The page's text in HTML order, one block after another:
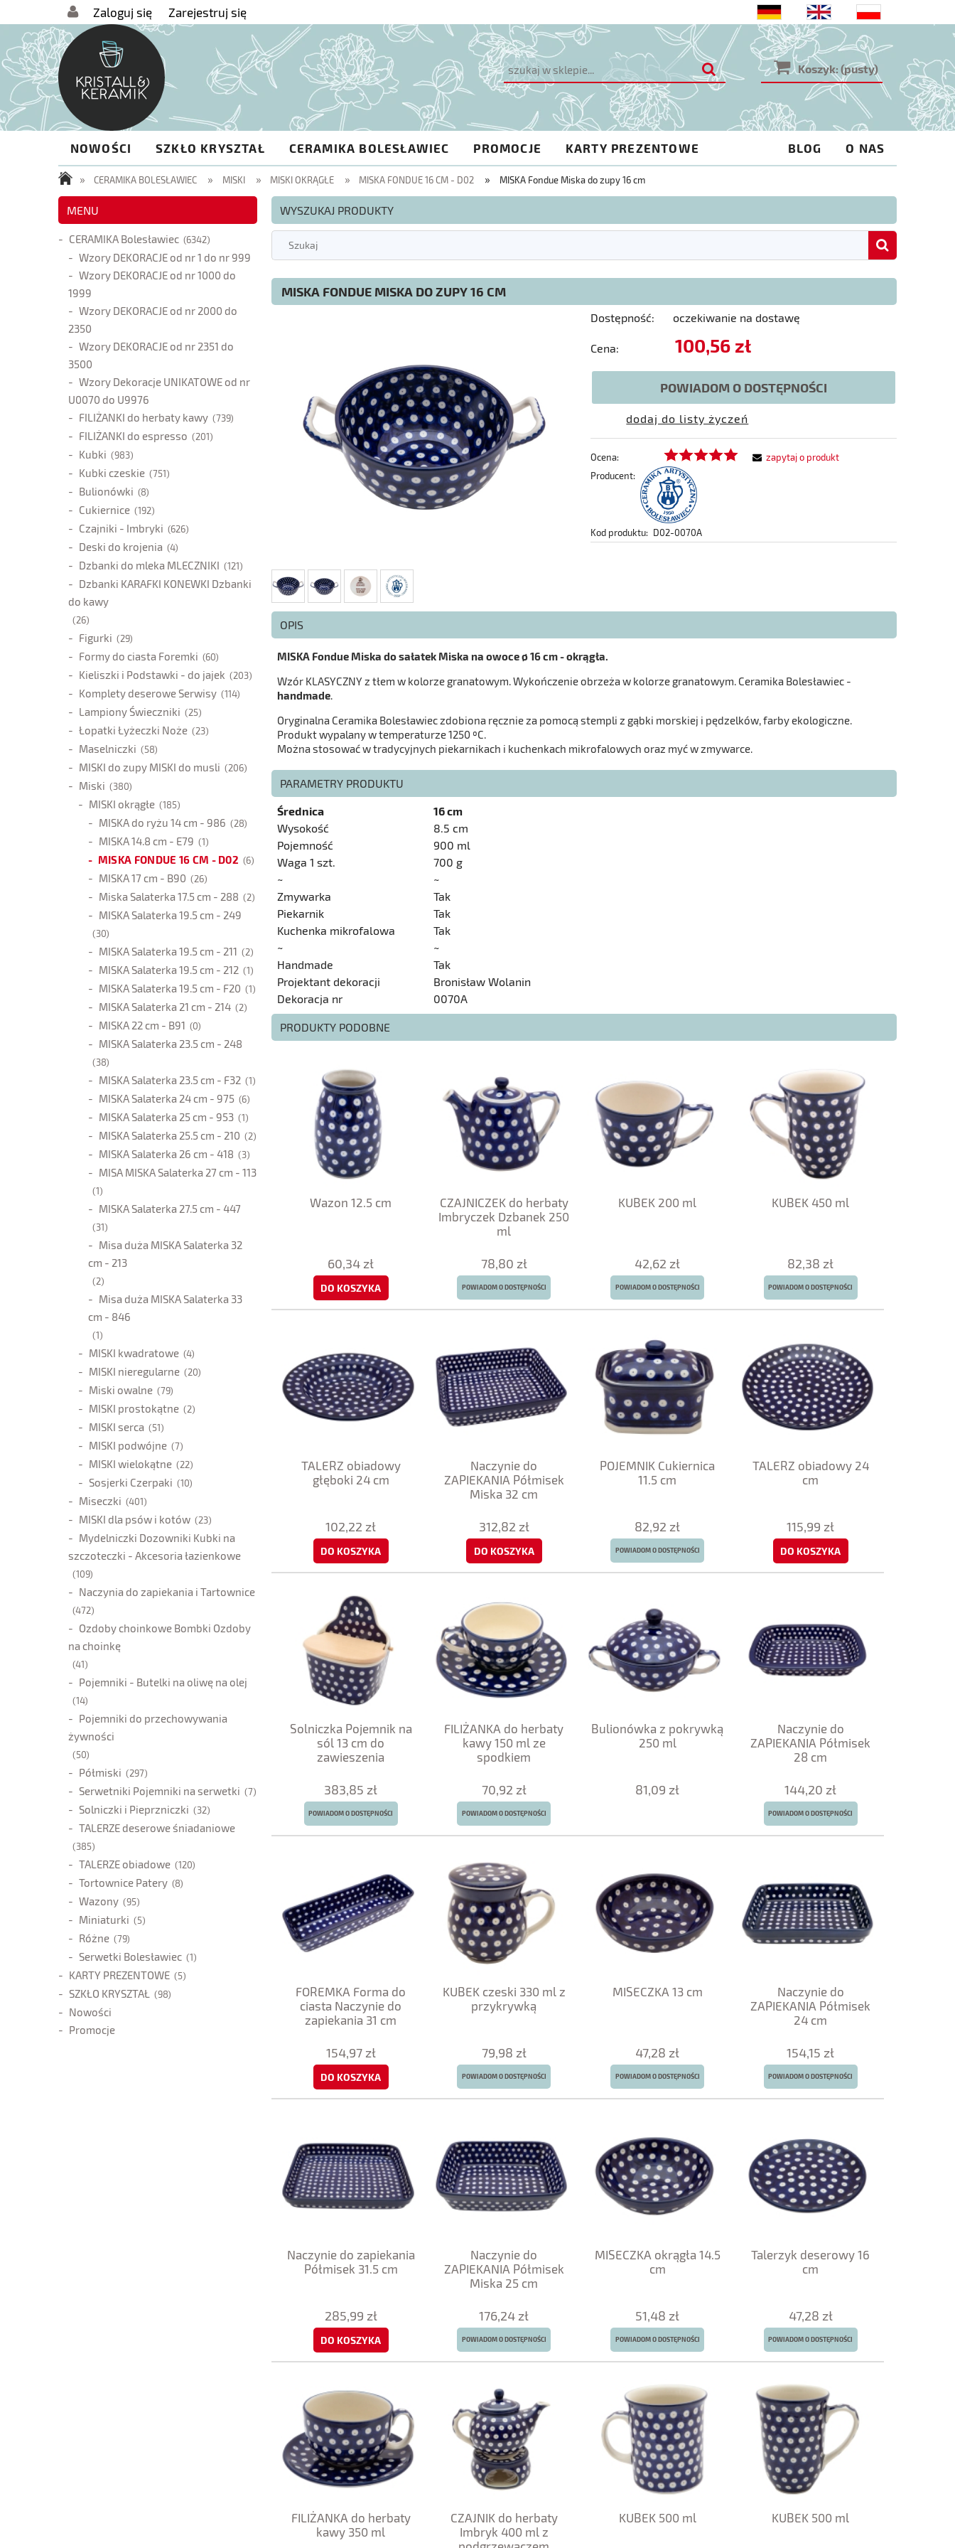
Zarejestruj się
Zaloguj się
Koszyk: (pusty)
NOWOŚCI SZKŁO KRYSZTAŁ CERAMIKA BOLESŁAWIEC PROMOCJE KARTY PREZENTOWE O NAS
BLOG
» CERAMIKA BOLESŁAWIEC » MISKI » MISKI OKRĄGŁE » MISKA FONDUE 16 CM - D02 » MISKA Fondue Miska do zupy 16 cm
MENU
CERAMIKA Bolesławiec (6342)
Wzory DEKORACJE od nr 1 do nr 999
Wzory DEKORACJE od nr 1000 do
1999
Wzory DEKORACJE od nr 2000 do
2350
Wzory DEKORACJE od nr 2351 do
3500
Wzory Dekoracje UNIKATOWE od nr
U0070 do U9976
FILIŻANKI do herbaty kawy (739)
FILIŻANKI do espresso (201)
Kubki (983)
Kubki czeskie (751)
Bulionówki (8)
Cukiernice (192)
Czajniki - Imbryki (626)
Deski do krojenia (4)
Dzbanki do mleka MLECZNIKI (121)
Dzbanki KARAFKI KONEWKI Dzbanki
do kawy
(26)
Figurki (29)
Formy do ciasta Foremki (60)
Kieliszki i Podstawki - do jajek (203)
Komplety deserowe Serwisy (114)
Lampiony Świeczniki (25)
Łopatki Łyżeczki Noże (23)
Maselniczki (58)
MISKI do zupy MISKI do musli (206)
Miski (380)
MISKI okrągłe (185)
MISKA do ryżu 14 cm - 986 (28)
MISKA 14.8 cm - E79 (1)
MISKA FONDUE 16 CM - D02 (6)
MISKA 17 cm - B90 (26)
Miska Salaterka 17.5 cm - 288 (2)
MISKA Salaterka 19.5 cm - 249
(30)
MISKA Salaterka 19.5 cm - 211 (2)
MISKA Salaterka 19.5 cm - 212 (1)
MISKA Salaterka 19.5 cm - F20 (1)
MISKA Salaterka 21 cm - 214 (2)
MISKA 22 cm - B91 (0)
MISKA Salaterka 23.5 cm - 248
(38)
MISKA Salaterka 23.5 cm - F32 (1)
MISKA Salaterka 24 cm - 975 (6)
MISKA Salaterka 25 cm - 953 (1)
MISKA Salaterka 25.5 cm - 210 (2)
MISKA Salaterka 26 cm - 418 (3)
MISA MISKA Salaterka 27 cm - 113
(1)
MISKA Salaterka 27.5 cm - 447
(31)
Misa duża MISKA Salaterka 32
cm - 213
(2)
Misa duża MISKA Salaterka 33
cm - 846
(1)
MISKI kwadratowe (4)
MISKI nieregularne (20)
Miski owalne (79)
MISKI prostokątne (2)
MISKI serca (51)
MISKI podwójne (7)
MISKI wielokątne (22)
Sosjerki Czerpaki (10)
Miseczki (401)
MISKI dla psów i kotów (23)
Mydelniczki Dozowniki Kubki na
szczoteczki - Akcesoria łazienkowe
(109)
Naczynia do zapiekania i Tartownice
(472)
Ozdoby choinkowe Bombki Ozdoby
na choinkę
(41)
Pojemniki - Butelki na oliwę na olej
(14)
Pojemniki do przechowywania
żywności
(50)
Półmiski (297)
Serwetniki Pojemniki na serwetki (7)
Solniczki i Pieprzniczki (32)
TALERZE deserowe śniadaniowe
(385)
TALERZE obiadowe (120)
Tortownice Patery (8)
Wazony (95)
Miniaturki (5)
Różne (79)
Serwetki Bolesławiec (1)
KARTY PREZENTOWE (5)
SZKŁO KRYSZTAŁ (98)
Nowości
Promocje
WYSZUKAJ PRODUKTY
MISKA FONDUE MISKA DO ZUPY 16 CM
Dostępność: oczekiwanie na dostawę
Cena: 100,56 zł
POWIADOM O DOSTĘPNOŚCI
dodaj do listy życzeń
Ocena:
Producent:
Kod produktu: D02-0070A
zapytaj o produkt
OPIS
MISKA Fondue Miska do sałatek Miska na owoce ø 16 cm - okrągła.
Wzór KLASYCZNY z tłem w kolorze granatowym. Wykończenie obrzeża w kolorze granatowym. Ceramika Bolesławiec -
handmade.
Oryginalna Ceramika Bolesławiec zdobiona ręcznie za pomocą stempli z gąbki morskiej i pędzelków, farby ekologiczne.
Produkt wypalany w temperaturze 1250 ºC.
Można stosować w tradycyjnych piekarnikach i kuchenkach mikrofalowych oraz myć w zmywarce.
PARAMETRY PRODUKTU
Średnica
16 cm
Wysokość
8.5 cm
Pojemność
900 ml
Waga 1 szt.
700 g
~
~
Zmywarka
Tak
Piekarnik
Tak
Kuchenka mikrofalowa
Tak
~
~
Handmade
Tak
Projektant dekoracji
Bronisław Wolanin
Dekoracja nr
0070A
PRODUKTY PODOBNE
Wazon 12.5 cm
60,34 zł
DO KOSZYKA
CZAJNICZEK do herbaty
Imbryczek Dzbanek 250
ml
78,80 zł
POWIADOM O DOSTĘPNOŚCI
KUBEK 200 ml
42,62 zł
POWIADOM O DOSTĘPNOŚCI
KUBEK 450 ml
82,38 zł
POWIADOM O DOSTĘPNOŚCI
TALERZ obiadowy
głęboki 24 cm
102,22 zł
DO KOSZYKA
Naczynie do
ZAPIEKANIA Półmisek
Miska 32 cm
312,82 zł
DO KOSZYKA
POJEMNIK Cukiernica
11.5 cm
82,92 zł
POWIADOM O DOSTĘPNOŚCI
TALERZ obiadowy 24
cm
115,99 zł
DO KOSZYKA
Solniczka Pojemnik na
sól 13 cm do
zawieszenia
383,85 zł
POWIADOM O DOSTĘPNOŚCI
FILIŻANKA do herbaty
kawy 150 ml ze
spodkiem
70,92 zł
POWIADOM O DOSTĘPNOŚCI
Bulionówka z pokrywką
250 ml
81,09 zł
Naczynie do
ZAPIEKANIA Półmisek
28 cm
144,20 zł
POWIADOM O DOSTĘPNOŚCI
FOREMKA Forma do
ciasta Naczynie do
zapiekania 31 cm
154,97 zł
DO KOSZYKA
KUBEK czeski 330 ml z
przykrywką
79,98 zł
POWIADOM O DOSTĘPNOŚCI
MISECZKA 13 cm
47,28 zł
POWIADOM O DOSTĘPNOŚCI
Naczynie do
ZAPIEKANIA Półmisek
24 cm
154,15 zł
POWIADOM O DOSTĘPNOŚCI
Naczynie do zapiekania
Półmisek 31.5 cm
285,99 zł
DO KOSZYKA
Naczynie do
ZAPIEKANIA Półmisek
Miska 25 cm
176,24 zł
POWIADOM O DOSTĘPNOŚCI
MISECZKA okrągła 14.5
cm
51,48 zł
POWIADOM O DOSTĘPNOŚCI
Talerzyk deserowy 16
cm
47,28 zł
POWIADOM O DOSTĘPNOŚCI
FILIŻANKA do herbaty
kawy 350 ml
CZAJNIK do herbaty
Imbryk 400 ml z
KUBEK 500 ml KUBEK 500 ml